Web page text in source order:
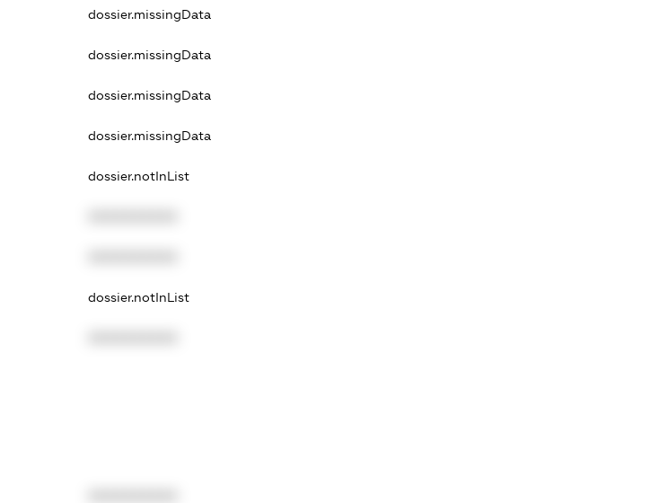
dossier.missingData
dossier.missingData
dossier.missingData
dossier.missingData
dossier.notInList
dossier.notInList